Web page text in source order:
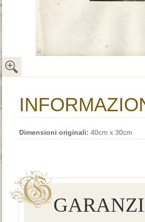
Dimensioni originali: 40cm x 30cm